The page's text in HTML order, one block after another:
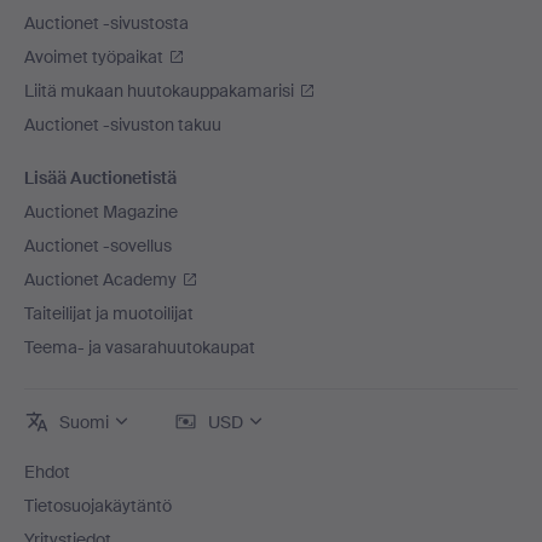
Auctionet -sivustosta
Avoimet työpaikat
Liitä mukaan huutokauppakamarisi
Auctionet -sivuston takuu
Lisää Auctionetistä
Auctionet Magazine
Auctionet -sovellus
Auctionet Academy
Taiteilijat ja muotoilijat
Teema- ja vasarahuutokaupat
Suomi USD
Ehdot
Tietosuojakäytäntö